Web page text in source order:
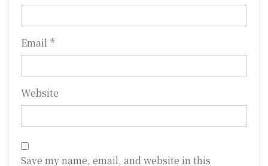
Email *
Website
Save my name, email, and website in this